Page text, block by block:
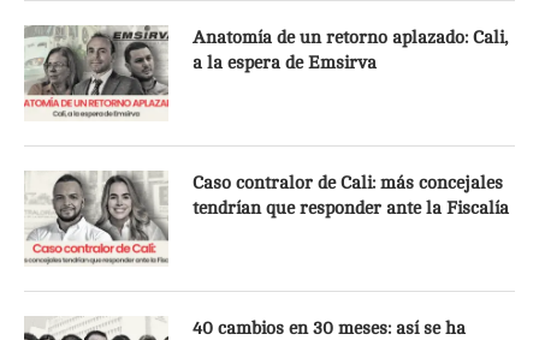
Anatomía de un retorno aplazado: Cali,
a la espera de Emsirva
Caso contralor de Cali: más concejales
tendrían que responder ante la Fiscalía
40 cambios en 30 meses: así se ha